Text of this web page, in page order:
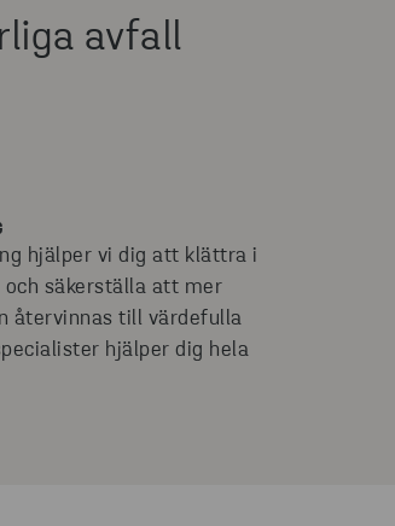
avfall
hjälper vi dig att klättra i
säkerställa att mer
återvinnas till värdefulla
hjälper dig hela